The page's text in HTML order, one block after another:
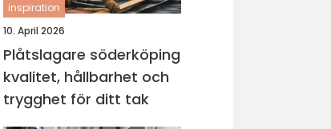
inspiration
10. April 2026
Plåtslagare söderköping
kvalitet, hållbarhet och
trygghet för ditt tak